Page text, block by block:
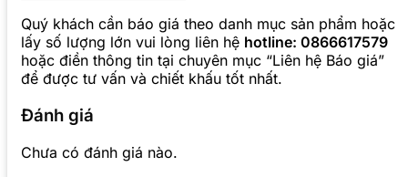
Quý khách cần báo giá theo danh mục sản phẩm hoặc
lấy số lượng lớn vui lòng liên hệ hotline: 0866617579
hoặc điền thông tin tại chuyên mục “Liên hệ Báo giá”
để được tư vấn và chiết khấu tốt nhất.
Đánh giá
Chưa có đánh giá nào.